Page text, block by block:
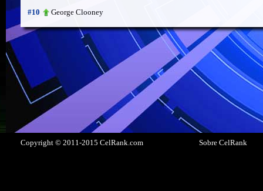
#10 George Clooney
Copyright © 2011-2015 CelRank.com Sobre CelRank